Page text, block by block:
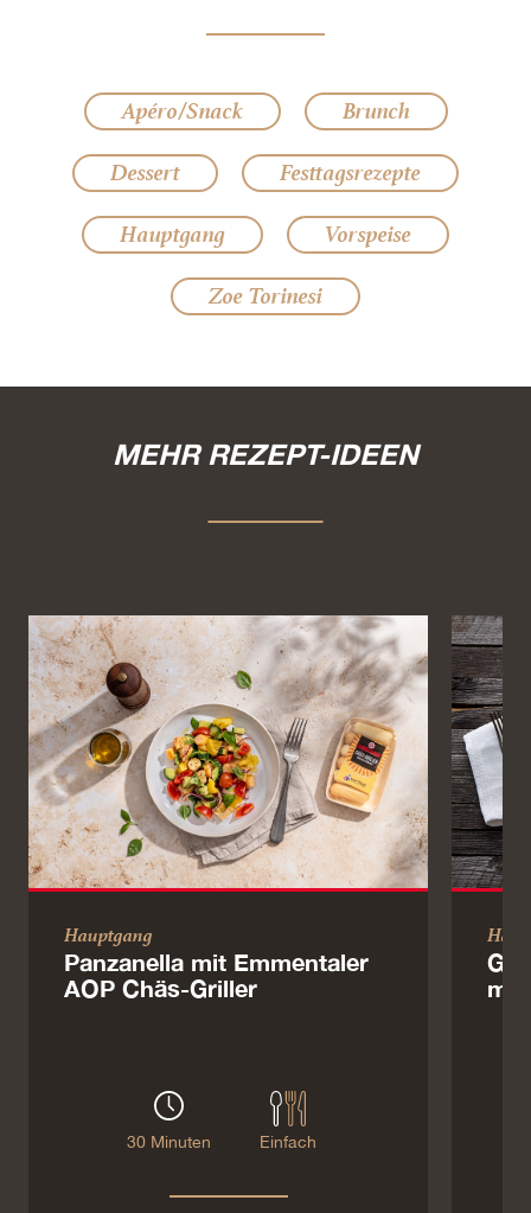
Apéro/Snack
Brunch
Dessert
Festtagsrezepte
Hauptgang
Vorspeise
Zoe Torinesi
MEHR REZEPT-IDEEN
Hauptgang
Panzanella mit Emmentaler
AOP Chäs-Griller
30 Minuten Einfach
mit